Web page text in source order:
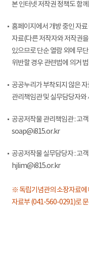
본 인터넷 저작권 정책도 함
홈페이지에서 개방 중인 자
자료(다른 저작자와 저작권
있으므로 단순 열람 외에 무
위반할 경우 관련법에 의거
공공누리가 부착되지 않은
관리책임관 및 실무담당자와
공공저작물 관리책임관 : 고
soap@i815.or.kr
공공저작물 실무담당자 : 고
hjlim@i815.or.kr
※ 독립기념관의 소장자료에
자료부 (041-560-0291)로